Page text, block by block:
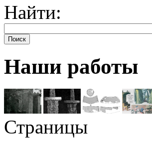
Найти:
Поиск
Наши работы
Страницы